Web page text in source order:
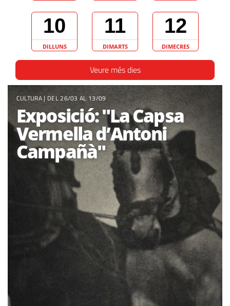
10
DILLUNS
11
DIMARTS
12
DIMECRES
Veure més dies
CULTURA | DEL 26/03 AL 13/09
Exposició: "La Capsa
Vermella d’Antoni
Campañà"